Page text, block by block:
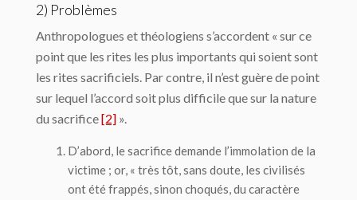
2) Problèmes
Anthropologues et théologiens s’accordent « sur ce
point que les rites les plus importants qui soient sont
les rites sacrificiels. Par contre, il n’est guère de point
sur lequel l’accord soit plus difficile que sur la nature
du sacrifice[2] ».
D’abord, le sacrifice demande l’immolation de la
victime ; or, « très tôt, sans doute, les civilisés
ont été frappés, sinon choqués, du caractère